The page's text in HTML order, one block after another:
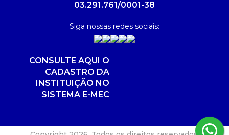
03.291.761/0001-38
Siga nossas redes sociais:
CONSULTE AQUI O
CADASTRO DA
INSTITUIÇÃO NO
SISTEMA E-MEC